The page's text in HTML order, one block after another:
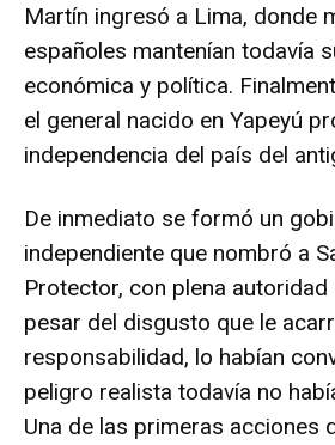
Martín ingresó a Lima, donde
españoles mantenían todavía
económica y política.
el general nacido en Yapeyú
independencia del país del
De inmediato se formó un
independiente que nombró a
Protector, con plena autoridad
pesar del disgusto que le
responsabilidad, lo habían
peligro realista todavía no
Una de las primeras acciones